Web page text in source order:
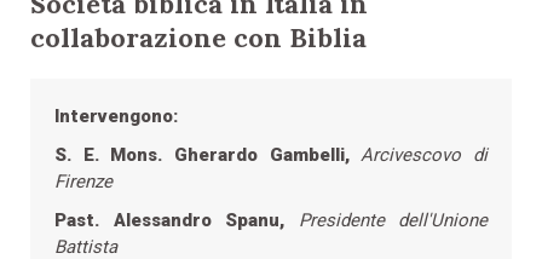
collaborazione con Biblia
Intervengono:
S. E. Mons. Gherardo Gambelli,Arcivescovo di
Firenze
Past. Alessandro Spanu, Presidente dell'Unione
Battista